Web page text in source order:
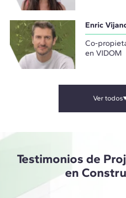
Enric
Co-
en VIDOM
Ver todos
Testimonios de
en